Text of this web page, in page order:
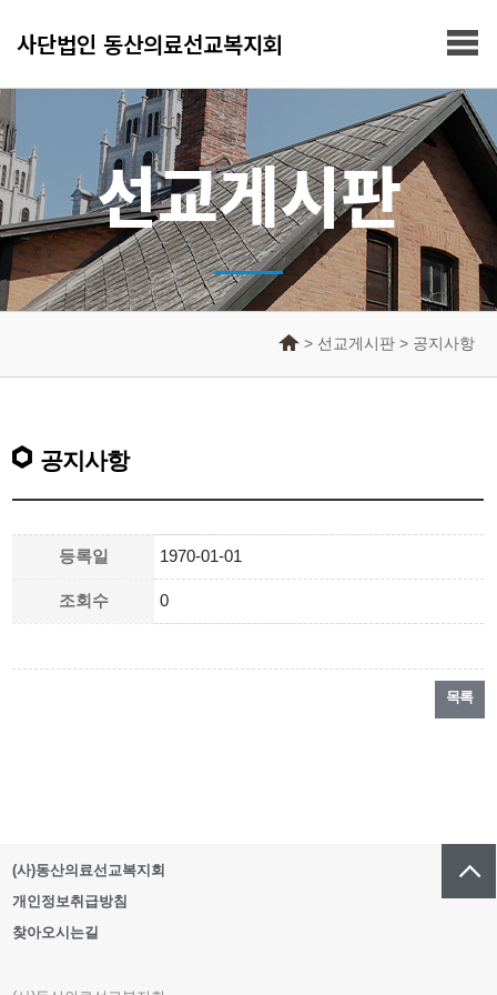
사단법인 동산의료선교복지회
선교게시판
> 선교게시판 > 공지사항
공지사항
등록일 1970-01-01
조회수 0
목록
(사)동산의료선교복지회
개인정보취급방침
찾아오시는길